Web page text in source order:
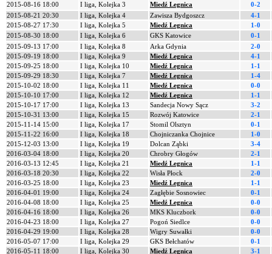
2015-08-16 18:00
I liga, Kolejka 3 Miedź Legnica
0-2
2015-08-21 20:30
I liga, Kolejka 4 Zawisza Bydgoszcz
4-1
2015-08-27 17:30
I liga, Kolejka 5 Miedź Legnica
1-0
2015-08-30 18:00
I liga, Kolejka 6 GKS Katowice
0-1
2015-09-13 17:00
I liga, Kolejka 8 Arka Gdynia
2-0
2015-09-19 18:00
I liga, Kolejka 9 Miedź Legnica
4-1
2015-09-25 18:00
I liga, Kolejka 10 Miedź Legnica
1-1
2015-09-29 18:30
I liga, Kolejka 7 Miedź Legnica
1-4
2015-10-02 18:00
I liga, Kolejka 11 Miedź Legnica
0-0
2015-10-10 17:00
I liga, Kolejka 12 Miedź Legnica
1-1
2015-10-17 17:00
I liga, Kolejka 13 Sandecja Nowy Sącz
3-2
2015-10-31 13:00
I liga, Kolejka 15 Rozwój Katowice
2-1
2015-11-14 15:00
I liga, Kolejka 17 Stomil Olsztyn
0-1
2015-11-22 16:00
I liga, Kolejka 18 Chojniczanka Chojnice
1-0
2015-12-03 13:00
I liga, Kolejka 19 Dolcan Ząbki
3-4
2016-03-04 18:00
I liga, Kolejka 20 Chrobry Głogów
2-1
2016-03-13 12:45
I liga, Kolejka 21 Miedź Legnica
1-1
2016-03-18 20:30
I liga, Kolejka 22 Wisła Płock
2-0
2016-03-25 18:00
I liga, Kolejka 23 Miedź Legnica
1-1
2016-04-01 19:00
I liga, Kolejka 24 Zagłębie Sosnowiec
0-1
2016-04-08 18:00
I liga, Kolejka 25 Miedź Legnica
0-0
2016-04-16 18:00
I liga, Kolejka 26 MKS Kluczbork
0-0
2016-04-23 18:00
I liga, Kolejka 27 Pogoń Siedlce
0-0
2016-04-29 19:00
I liga, Kolejka 28 Wigry Suwałki
0-0
2016-05-07 17:00
I liga, Kolejka 29 GKS Bełchatów
0-1
2016-05-11 18:00
I liga, Kolejka 30 Miedź Legnica
3-1